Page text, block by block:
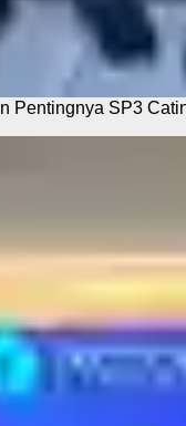
Pentingnya SP3